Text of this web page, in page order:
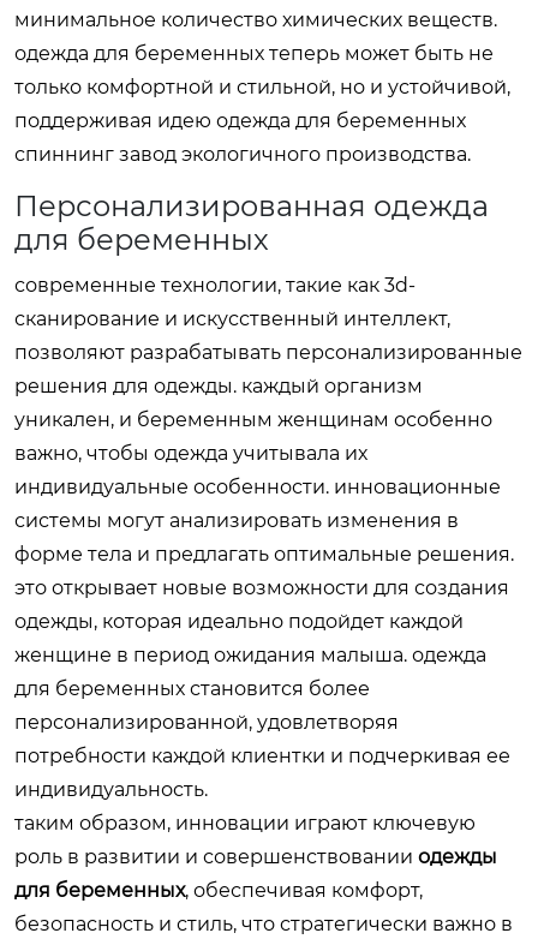
минимальное количество химических веществ.
одежда для беременных теперь может быть не
только комфортной и стильной, но и устойчивой,
поддерживая идею одежда для беременных
спиннинг завод экологичного производства.
Персонализированная одежда
для беременных
современные технологии, такие как 3d-
сканирование и искусственный интеллект,
позволяют разрабатывать персонализированные
решения для одежды. каждый организм
уникален, и беременным женщинам особенно
важно, чтобы одежда учитывала их
индивидуальные особенности. инновационные
системы могут анализировать изменения в
форме тела и предлагать оптимальные решения.
это открывает новые возможности для создания
одежды, которая идеально подойдет каждой
женщине в период ожидания малыша. одежда
для беременных становится более
персонализированной, удовлетворяя
потребности каждой клиентки и подчеркивая ее
индивидуальность.
таким образом, инновации играют ключевую
роль в развитии и совершенствовании одежды
для беременных, обеспечивая комфорт,
безопасность и стиль, что стратегически важно в